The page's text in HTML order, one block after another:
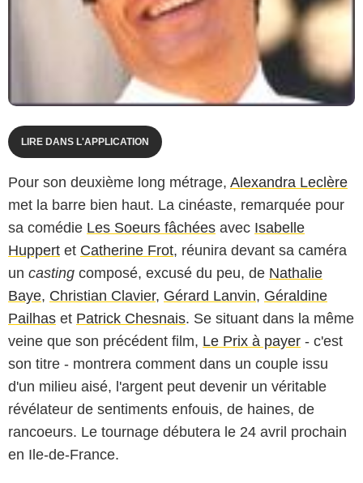
LIRE DANS L'APPLICATION
Pour son deuxième long métrage, Alexandra Leclère
met la barre bien haut. La cinéaste, remarquée pour
sa comédie Les Soeurs fâchées avec Isabelle
Huppert et Catherine Frot, réunira devant sa caméra
un casting composé, excusé du peu, de Nathalie
Baye, Christian Clavier, Gérard Lanvin, Géraldine
Pailhas et Patrick Chesnais. Se situant dans la même
veine que son précédent film, Le Prix à payer - c'est
son titre - montrera comment dans un couple issu
d'un milieu aisé, l'argent peut devenir un véritable
révélateur de sentiments enfouis, de haines, de
rancoeurs. Le tournage débutera le 24 avril prochain
en Ile-de-France.